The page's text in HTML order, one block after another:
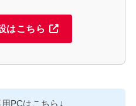
はこちら
PCはこちら↓